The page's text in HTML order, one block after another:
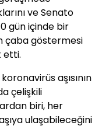
ve Senato
gün içinde bir
çaba göstermesi
etti.
aşısının
çelişkili
biri, her
ulaşabileceğini